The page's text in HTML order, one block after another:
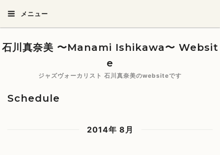
メニュー
石川真奈美 〜Manami Ishikawa〜 Websit
e
ジャズヴォーカリスト 石川真奈美のwebsiteです
Schedule
2014年 8月